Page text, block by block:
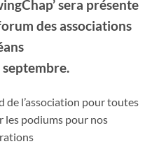
sera présente
des associations
de l’association pour toutes
les podiums pour nos